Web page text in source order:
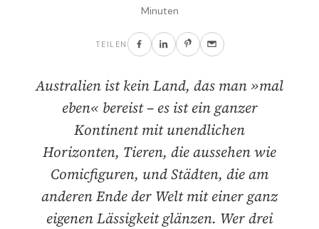
Minuten
TEILEN
Australien ist kein Land, das man »mal
eben« bereist – es ist ein ganzer
Kontinent mit unendlichen
Horizonten, Tieren, die aussehen wie
Comicfiguren, und Städten, die am
anderen Ende der Welt mit einer ganz
eigenen Lässigkeit glänzen. Wer drei